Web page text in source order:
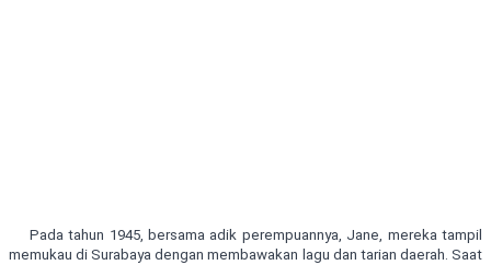
Pada tahun 1945, bersama adik perempuannya, Jane, mereka tampil
memukau di Surabaya dengan membawakan lagu dan tarian daerah. Saat